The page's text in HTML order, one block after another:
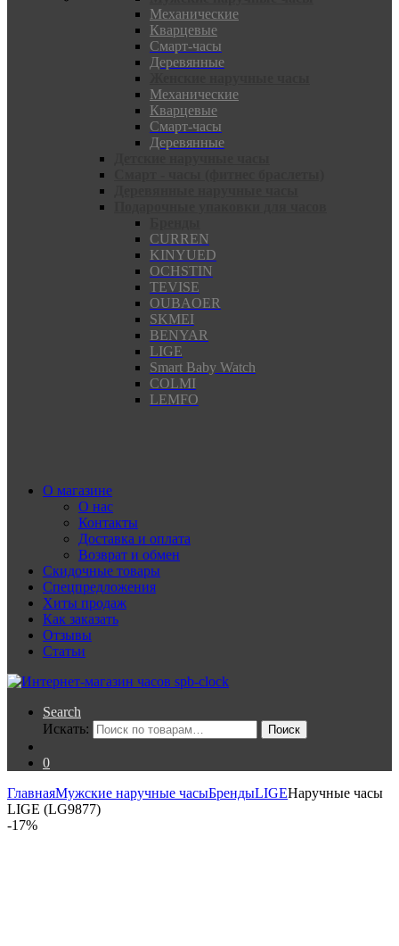
Механические
Кварцевые
Смарт-часы
Деревянные
Механические
Кварцевые
Смарт-часы
Деревянные
CURREN
KINYUED
OCHSTIN
TEVISE
OUBAOER
SKMEI
BENYAR
LIGE
Smart Baby Watch
COLMI
LEMFO
О магазине
О нас
Контакты
Доставка и оплата
Возврат и обмен
Скидочные товары
Спецпредложения
Хиты продаж
Как заказать
Отзывы
Статьи
Search
Искать:
Поиск
0
ГлавнаяМужские наручные часыБрендыLIGEНаручные часы
LIGE (LG9877)
-17%